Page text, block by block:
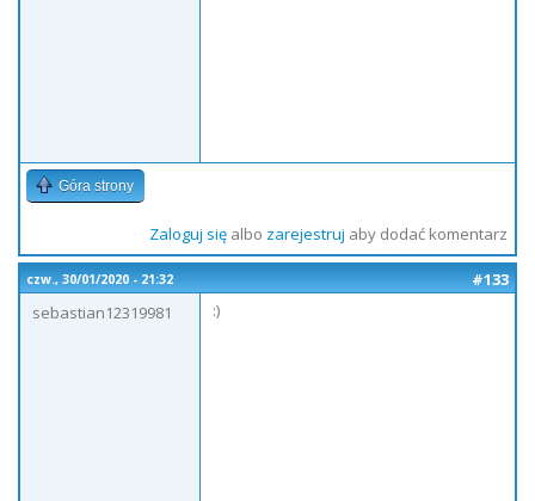
Góra strony
Zaloguj sięalbo zarejestruj aby dodać komentarz
czw., 30/01/2020 - 21:32
#133
sebastian12319981
:)